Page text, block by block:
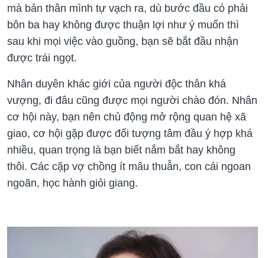
mà bản thân mình tự vạch ra, dù bước đầu có phải
bôn ba hay không được thuận lợi như ý muốn thì
sau khi mọi việc vào guồng, bạn sẽ bắt đầu nhận
được trái ngọt.
Nhân duyên khác giới của người độc thân khá
vượng, đi đâu cũng được mọi người chào đón. Nhân
cơ hội này, bạn nên chủ động mở rộng quan hệ xã
giao, cơ hội gặp được đối tượng tâm đầu ý hợp khá
nhiều, quan trọng là bạn biết nắm bắt hay không
thôi. Các cặp vợ chồng ít mâu thuẫn, con cái ngoan
ngoãn, học hành giỏi giang.